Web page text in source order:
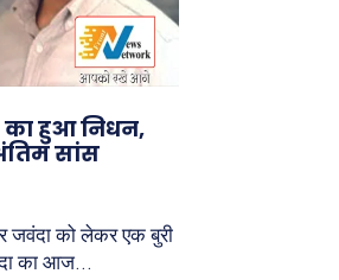
का हुआ निधन,
सांस
जवंदा को लेकर एक बुरी
का आज...